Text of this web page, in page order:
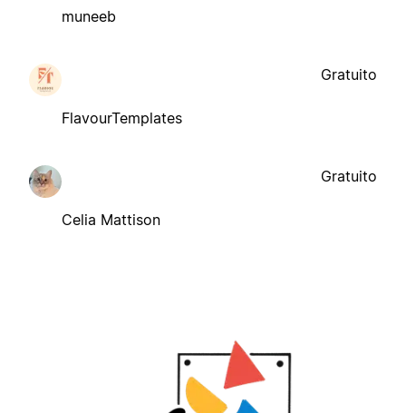
muneeb
FlavourTemplates
Gratuito
Celia Mattison
Gratuito